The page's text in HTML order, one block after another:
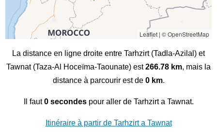
Leaflet| © OpenStreetMap
La distance en ligne droite entre Tarhzirt (Tadla-Azilal) et
Tawnat (Taza-Al Hoceïma-Taounate) est266.78 km, mais la
distance à parcourir est de 0 km.
Il faut0 secondespour aller de Tarhzirt a Tawnat.
Itinéraire à partir de Tarhzirt a Tawnat